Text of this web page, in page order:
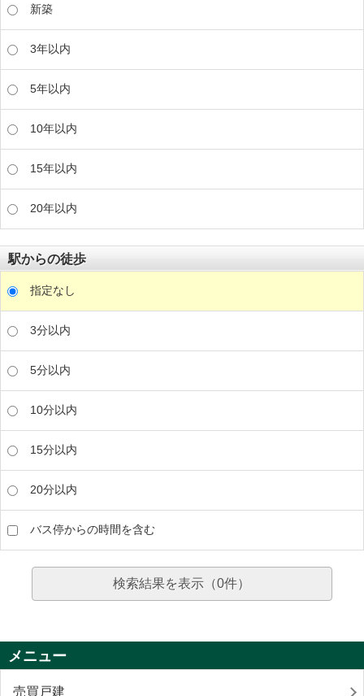
新築
3年以内
5年以内
10年以内
15年以内
20年以内
駅からの徒歩
指定なし
3分以内
5分以内
10分以内
15分以内
20分以内
バス停からの時間を含む
検索結果を表示（0件）
メニュー
売買戸建